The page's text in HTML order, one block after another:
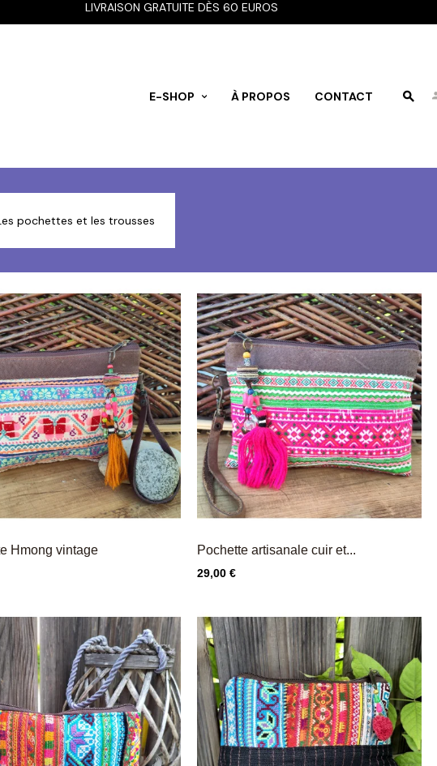
LIVRAISON GRATUITE DÈS 60 EUROS
E-SHOP À PROPOS CONTACT
pochettes et les trousses
Hmong vintage Pochette artisanale cuir et...
Prix
29,00 €